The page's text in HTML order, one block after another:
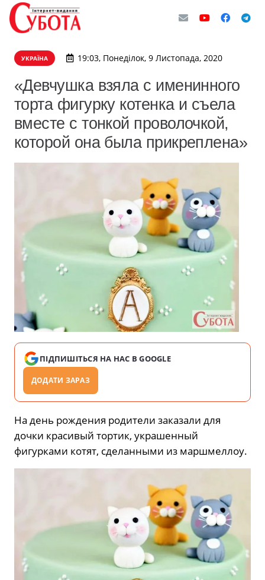
УКРАЇНА 19:03, Понеділок, 9 Листопада, 2020
«Девчушка взяла с именинного
торта фигурку котенка и съела
вместе с тонкой проволочкой,
которой она была прикреплена»
ПІДПИШІТЬСЯ НА НАС В GOOGLE
ДОДАТИ ЗАРАЗ
На день рождения родители заказали для
дочки красивый тортик, украшенный
фигурками котят, сделанными из маршмеллоу.